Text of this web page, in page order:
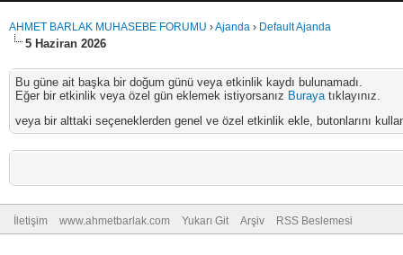
AHMET BARLAK MUHASEBE FORUMU ›Ajanda › Default Ajanda
5 Haziran 2026
Bu güne ait başka bir doğum günü veya etkinlik kaydı bulunamadı.
Eğer bir etkinlik veya özel gün eklemek istiyorsanız Burayatıklayınız.
veya bir alttaki seçeneklerden genel ve özel etkinlik ekle, butonlarını
İletişim www.ahmetbarlak.com Yukarı Git Arşiv RSS Beslemesi